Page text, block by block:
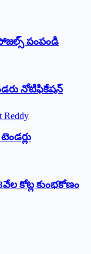
పంపండి
నోటిఫికేషన్‌
కోట్ల కుంభకోణం